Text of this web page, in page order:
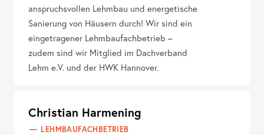
anspruchsvollen Lehmbau und energetische
Sanierung von Häusern durch! Wir sind ein
eingetragener Lehmbaufachbetrieb –
zudem sind wir Mitglied im Dachverband
Lehm e.V. und der HWK Hannover.
Christian Harmening
LEHMBAUFACHBETRIEB